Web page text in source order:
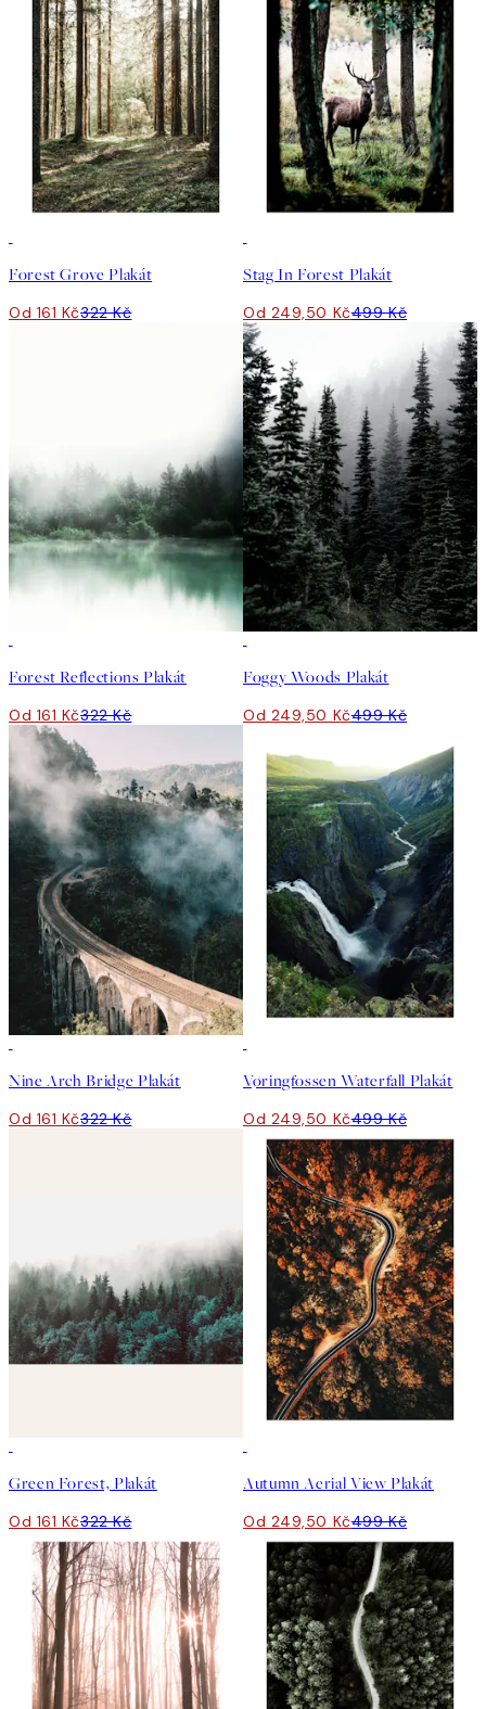
Forest Grove Plakát
Od 161 Kč322 Kč
Stag In Forest Plakát
Od 249,50 Kč499 Kč
Forest Reflections Plakát
Od 161 Kč322 Kč
Foggy Woods Plakát
Od 249,50 Kč499 Kč
Nine Arch Bridge Plakát
Od 161 Kč322 Kč
Vøringfossen Waterfall Plakát
Od 249,50 Kč499 Kč
Green Forest, Plakát
Od 161 Kč322 Kč
Autumn Aerial View Plakát
Od 249,50 Kč499 Kč